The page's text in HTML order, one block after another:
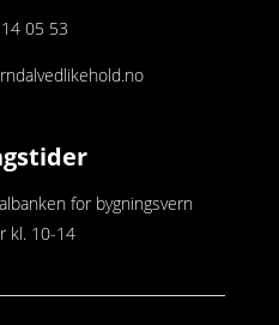
05 53
for bygningsvern
kl. 10-14